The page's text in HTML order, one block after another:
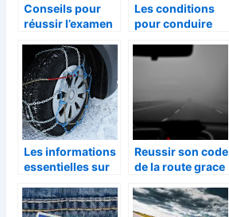
Conseils pour
réussir l’examen
Les conditions
pour conduire
scooter
Les informations
essentielles sur
Reussir son code
de la route grace
code en ligne